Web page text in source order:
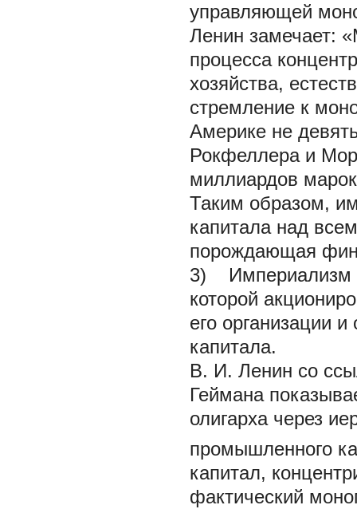
управляющей
Ленин замечает:
процесса
хозяйства,
стремление к
Америке не
Рокфеллера и
миллиардов
Таким образом,
капитала над
порождающая
3) Империализм
которой
его организации
капитала.
В. И. Ленин со
Геймана
олигарха через
промышленного
капитал,
фактический